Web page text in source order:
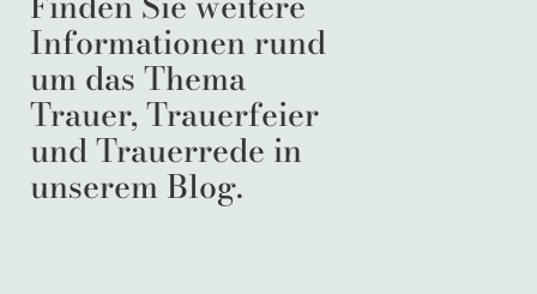
Informationen rund
um das Thema
Trauer, Trauerfeier
und Trauerrede in
unserem Blog.